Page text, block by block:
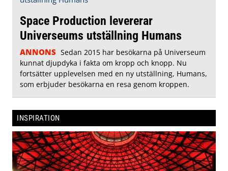
Space Production levererar
Universeums utställning Humans
ANNONS Sedan 2015 har besökarna på Universeum
kunnat djupdyka i fakta om kropp och knopp. Nu
fortsätter upplevelsen med en ny utställning, Humans,
som erbjuder besökarna en resa genom kroppen.
INSPIRATION